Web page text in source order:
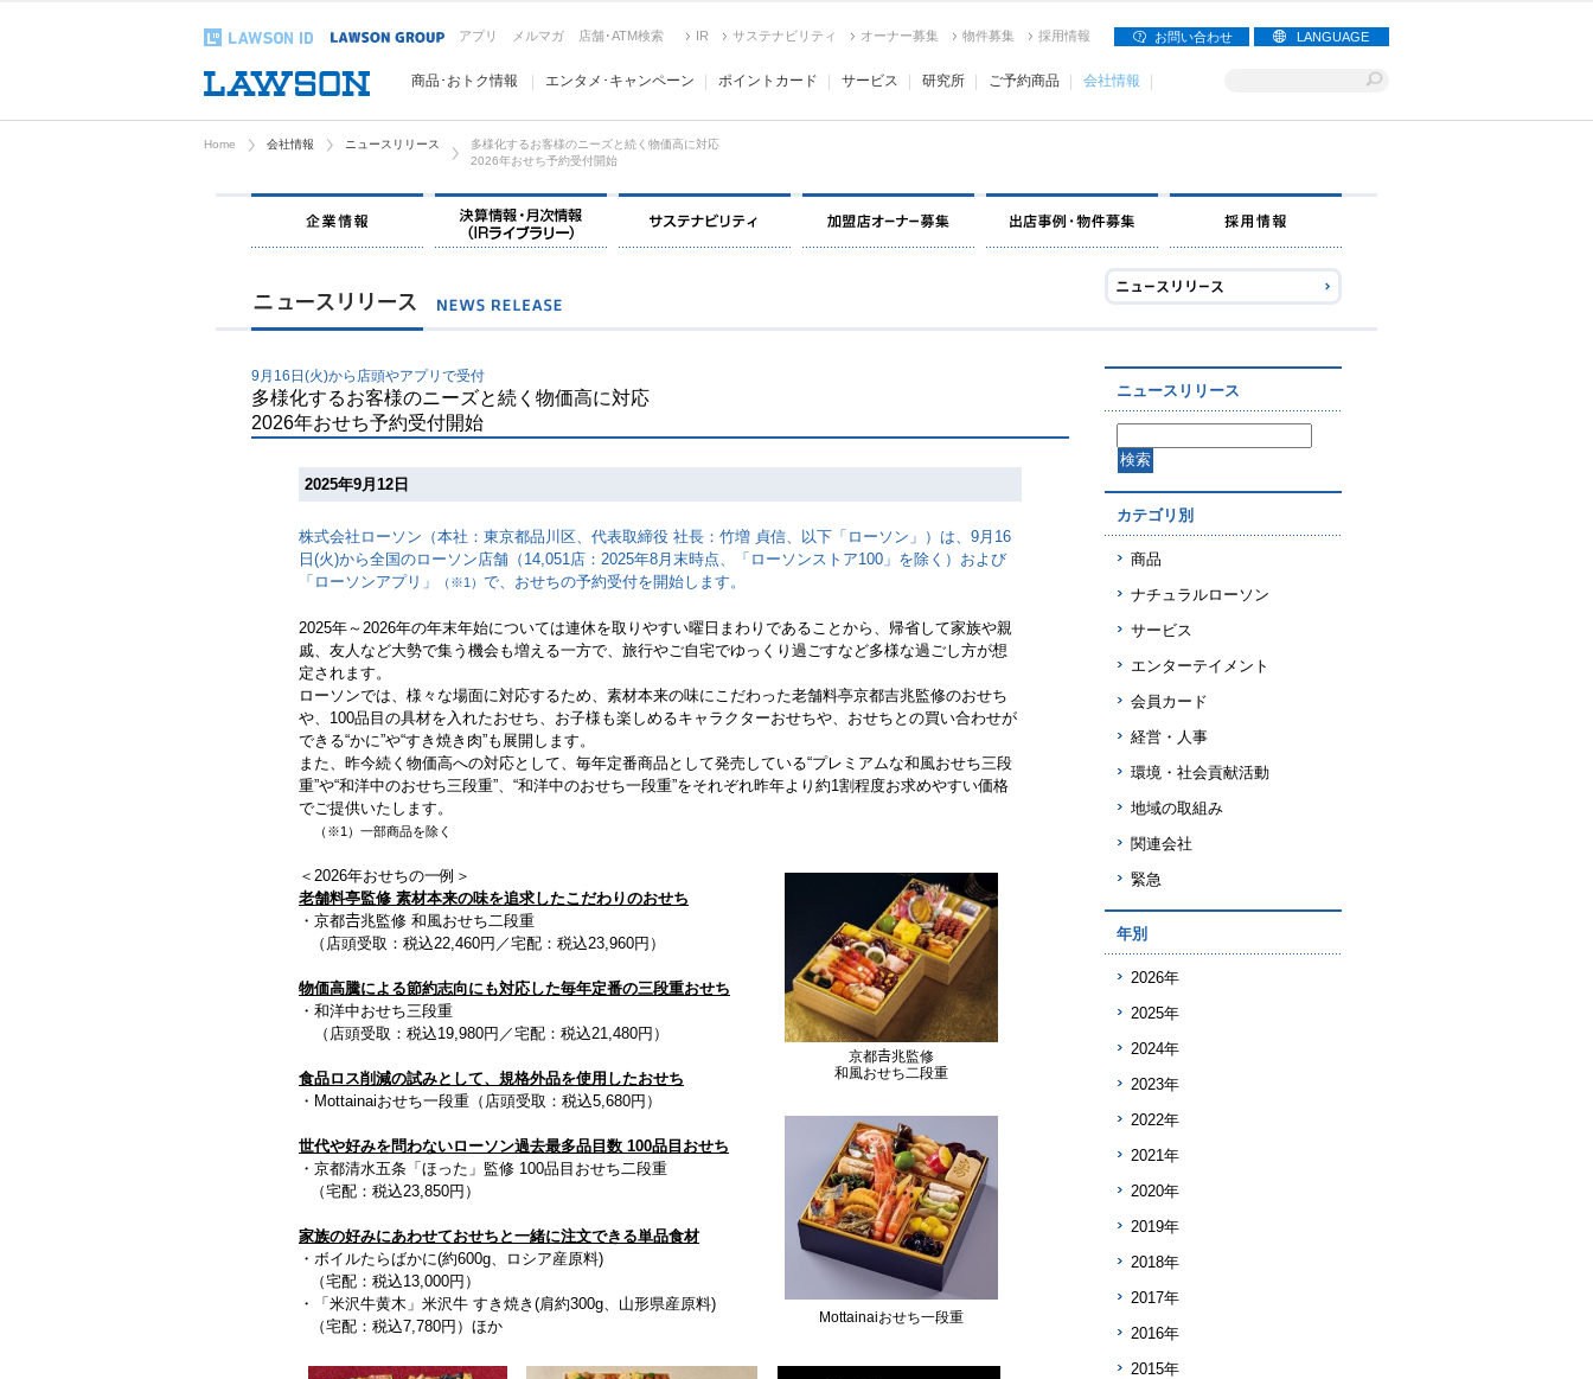
アプリ メルマガ 店舗･ATM検索 IR サステナビリティ オーナー募集 物件募集 採用情報 お問い合わせ LANGUAGE
商品･おトク情報 エンタメ･キャンペーン ポイントカード サービス 研究所 ご予約商品 会社情報
Home 会社情報 ニュースリリース
多様化するお客様のニーズと続く物価高に対応
2026年おせち予約受付開始
企業情報
9月16日(火)から店頭やアプリで受付
多様化するお客様のニーズと続く物価高に対応
2026年おせち予約受付開始
2025年9月12日
株式会社ローソン（本社：東京都品川区、代表取締役 社長：竹増 貞信、以下「ローソン」）は、9月16
日(火)から全国のローソン店舗（14,051店：2025年8月末時点、「ローソンストア100」を除く）および
「ローソンアプリ」
（※1） で、おせちの予約受付を開始します。
2025年～2026年の年末年始については連休を取りやすい曜日まわりであることから、帰省して家族や親
戚、友人など大勢で集う機会も増える一方で、旅行やご自宅でゆっくり過ごすなど多様な過ごし方が想
定されます。
ローソンでは、様々な場面に対応するため、素材本来の味にこだわった老舗料亭京都吉兆監修のおせち
や、100品目の具材を入れたおせち、お子様も楽しめるキャラクターおせちや、おせちとの買い合わせが
できる“かに”や“すき焼き肉”も展開します。
また、昨今続く物価高への対応として、毎年定番商品として発売している“プレミアムな和風おせち三段
重”や“和洋中のおせち三段重”、“和洋中のおせち一段重”をそれぞれ昨年より約1割程度お求めやすい価格
でご提供いたします。
（※1）一部商品を除く
＜2026年おせちの一例＞
老舗料亭監修 素材本来の味を追求したこだわりのおせち
・京都𠮷兆監修 和風おせち二段重
（店頭受取：税込22,460円／宅配：税込23,960円）
物価高騰による節約志向にも対応した毎年定番の三段重おせち
・和洋中おせち三段重
（店頭受取：税込19,980円／宅配：税込21,480円）
食品ロス削減の試みとして、規格外品を使用したおせち
・Mottainaiおせち一段重（店頭受取：税込5,680円）
世代や好みを問わないローソン過去最多品目数 100品目おせち
・京都清水五条「ほった」監修 100品目おせち二段重
（宅配：税込23,850円）
家族の好みにあわせておせちと一緒に注文できる単品食材
・ボイルたらばかに(約600g、ロシア産原料)
（宅配：税込13,000円）
・「米沢牛黄木」米沢牛 すき焼き(肩約300g、山形県産原料)
（宅配：税込7,780円）ほか
京都𠮷兆監修
和風おせち二段重
Mottainaiおせち一段重
ニュースリリース
カテゴリ別
商品
ナチュラルローソン
サービス
エンターテイメント
会員カード
経営・人事
環境・社会貢献活動
地域の取組み
関連会社
緊急
年別
2026年
2025年
2024年
2023年
2022年
2021年
2020年
2019年
2018年
2017年
2016年
2015年